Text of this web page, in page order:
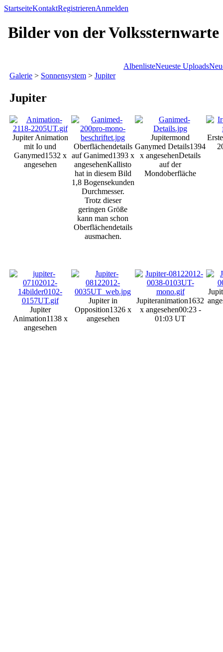
StartseiteKontaktRegistrierenAnmelden
Bilder von der Volkssternwarte
AlbenlisteNeueste Uploads
Galerie > Sonnensystem > Jupiter
Jupiter
Jupiter Animation
mit Io und
Ganymed1532 x
angesehen
Oberflächendetails
auf Ganimed1393 x
angesehenKallisto
hat in diesem Bild
1,8 Bogensekunden
Durchmesser.
Trotz dieser
geringen Größe
kann man schon
Oberflächendetails
ausmachen.
Jupitermond
Ganymed Details1394
x angesehenDetails
auf der
Mondoberfläche
Jupiter
Animation1138 x
angesehen
Jupiter in
Opposition1326 x
angesehen
Jupiteranimation1632
x angesehen00:23 -
01:03 UT